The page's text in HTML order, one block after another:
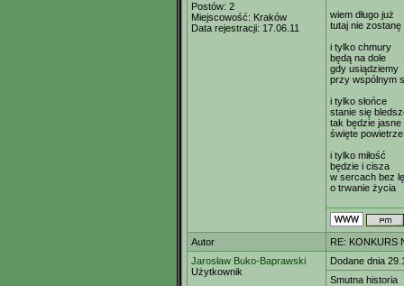
Postów: 2
Miejscowość: Kraków
Data rejestracji: 17.06.11
wiem długo już
tutaj nie zostanę
i tylko chmury
będą na dole
gdy usiądziemy
przy wspólnym
i tylko słońce
stanie się
tak będzie jasne
święte powietrze
i tylko miłość
będzie i cisza
w sercach bez
o trwanie życia
Autor
RE: KONKURS
Jarosław Buko-Baprawski
Użytkownik
Dodane dnia
Smutna historia